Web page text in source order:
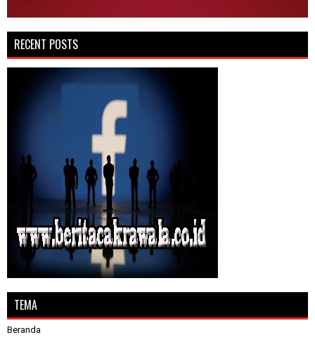
RECENT POSTS
TEMA
Beranda